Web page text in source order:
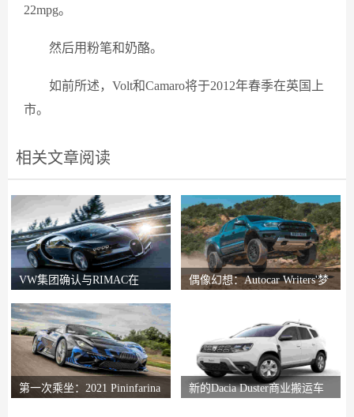
22mpg。
然后用粉笔和奶酪。
如前所述，Volt和Camaro将于2012年春季在英国上
市。
相关文章阅读
VW集团确认与RIMAC在
偶像幻想：Autocar Writers'梦
第一次乘坐：2021 Pininfarina
新的Dacia Duster商业搬运车